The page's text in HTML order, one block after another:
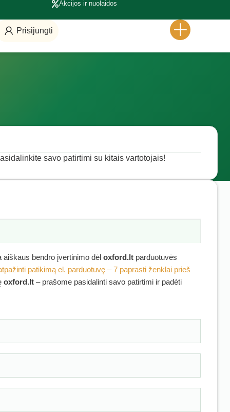
Akcijos ir nuolaidos
Prisijungti
savo patirtimi su kitais vartotojais!
aiškaus bendro įvertinimo dėl oxford.lt parduotuvės
patikimą el. parduotuvę – 7 paprasti ženklai prieš
oxford.lt – prašome pasidalinti savo patirtimi ir padėti